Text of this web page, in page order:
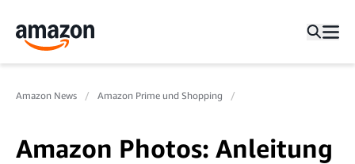
Amazon News Amazon Prime und Shopping
Amazon Photos: Anleitung